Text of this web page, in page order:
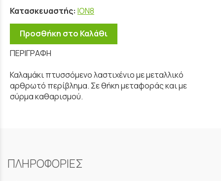
Κατασκευαστής: ION8
Προσθήκη στο Καλάθι
ΠΕΡΙΓΡΑΦΗ
Καλαμάκι πτυσσόμενο λαστιχένιο με μεταλλικό
αρθρωτό περίβλημα. Σε θήκη μεταφοράς και με
σύρμα καθαρισμού.
ΠΛΗΡΟΦΟΡΙΕΣ